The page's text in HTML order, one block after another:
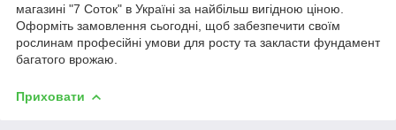
магазині "7 Соток" в Україні за найбільш вигідною ціною.
Оформіть замовлення сьогодні, щоб забезпечити своїм
рослинам професійні умови для росту та закласти фундамент
багатого врожаю.
Приховати